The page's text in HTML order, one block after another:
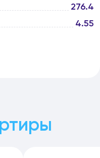
276.4
4.55